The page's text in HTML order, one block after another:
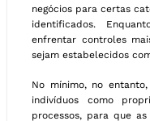
negócios para certas
identificados.
enfrentar controles
sejam estabelecidos
No mínimo, no
indivíduos como
processos, para que